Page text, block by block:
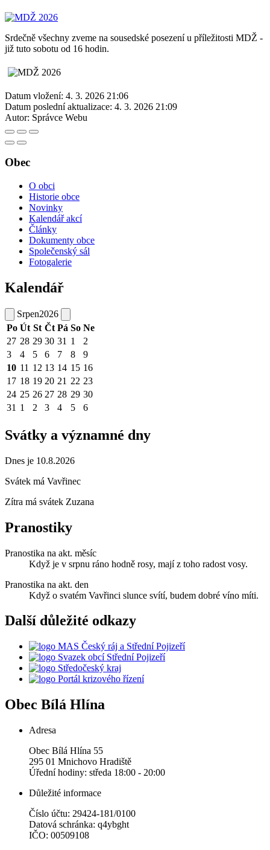
Srdečně všechny zveme na sousedské posezení u příležitosti MDŽ -
již tuto sobotu od 16 hodin.
Datum vložení: 4. 3. 2026 21:06
Datum poslední aktualizace: 4. 3. 2026 21:09
Autor: Správce Webu
Obec
O obci
Historie obce
Novinky
Kalendář akcí
Články
Dokumenty obce
Společenský sál
Fotogalerie
Kalendář
Srpen2026
Po Út St Čt Pá So Ne
27 28 29 30 31 1
2
3
4 5 6 7 8
9
10 11 12 13 14 15 16
17 18 19 20 21 22 23
24 25 26 27 28 29 30
31 1 2 3 4 5 6
Svátky a významné dny
Dnes je 10.8.2026
Svátek má Vavřinec
Zítra má svátek Zuzana
Pranostiky
Pranostika na akt. měsíc
Když je v srpnu ráno hodně rosy, mají z toho radost vosy.
Pranostika na akt. den
Když o svatém Vavřinci slunce svítí, budem dobré víno míti.
Další důležité odkazy
MAS Český ráj a Střední Pojizeří
Svazek obcí Střední Pojizeří
Středočeský kraj
Portál krizového řízení
Obec Bílá Hlína
Adresa
Obec Bílá Hlína 55
295 01 Mnichovo Hradiště
Úřední hodiny: středa 18:00 - 20:00
Důležité informace
Číslo účtu: 29424-181/0100
Datová schránka: q4ybght
IČO: 00509108